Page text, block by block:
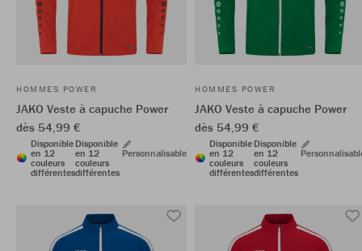
HOMMES POWER
JAKO Veste à capuche Power
dès 54,99 €
Disponible
en 12
couleurs
différentes
Disponible
en 12
couleurs
différentes
Personnalisable
HOMMES POWER
JAKO Veste à capuche Power
dès 54,99 €
Disponible
en 12
couleurs
différentes
Disponible
en 12
couleurs
différentes